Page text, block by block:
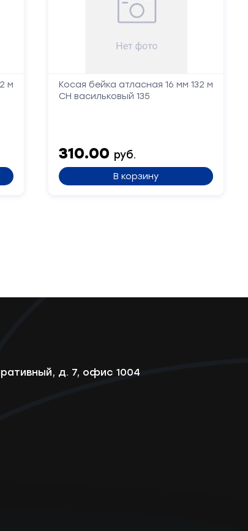
м
Косая бейка атласная 16 мм 132 м
СН васильковый 135
310.00 руб.
В корзину
д. 7, офис 1004